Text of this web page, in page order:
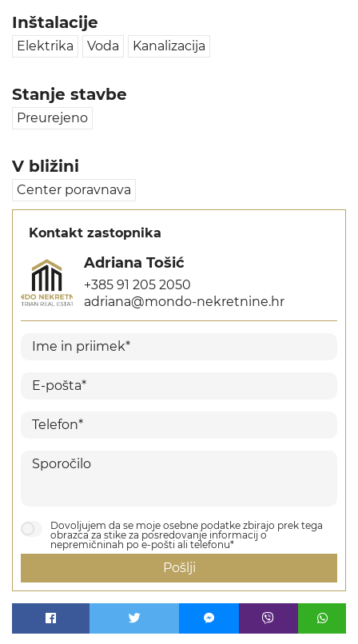
Inštalacije
Elektrika Voda Kanalizacija
Stanje stavbe
Preurejeno
V bližini
Center poravnava
Kontakt zastopnika
Adriana Tošić
+385 91 205 2050
adriana@mondo-nekretnine.hr
Dovoljujem da se moje osebne podatke zbirajo prek tega
obrazca za stike za posredovanje informacij o
nepremičninah po e-pošti ali telefonu*
Pošlji